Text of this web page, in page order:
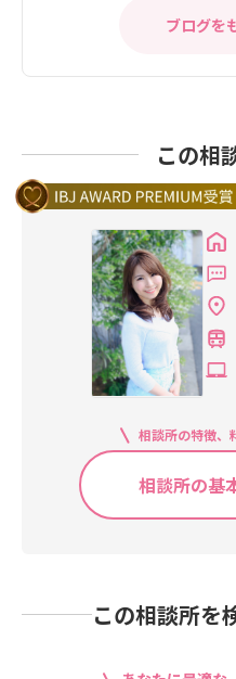
ブログを
この相
相談所の特徴、
相談所の基
この相談所を